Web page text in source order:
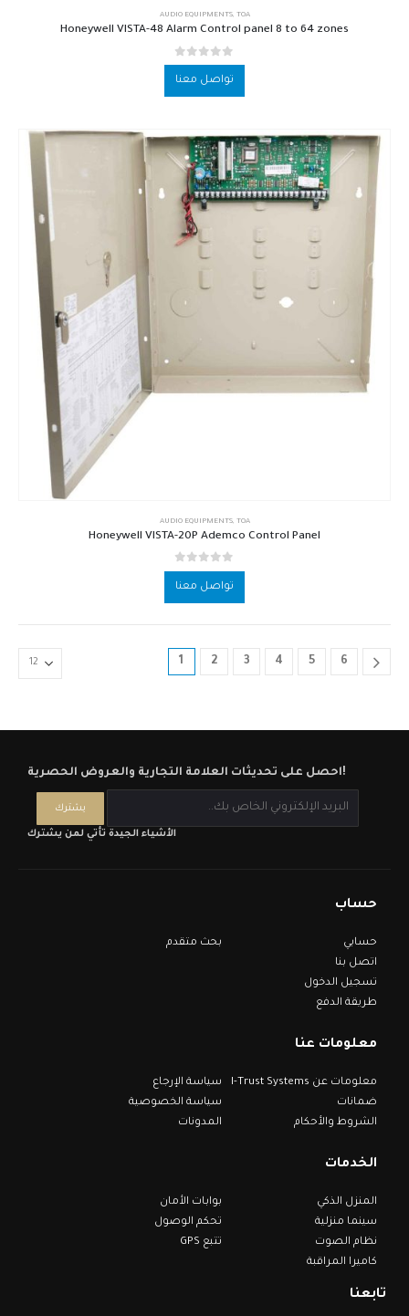
AUDIO EQUIPMENTS, TOA
Honeywell VISTA-48 Alarm Control panel 8 to 64 zones
0
out of 5
تواصل معنا
AUDIO EQUIPMENTS, TOA
Honeywell VISTA-20P Ademco Control Panel
0
out of 5
تواصل معنا
1 2 3 4 5 6
احصل على تحديثات العلامة التجارية والعروض الحصرية!
الأشياء الجيدة تأتي لمن يشترك
حساب
حسابي
اتصل بنا
تسجيل الدخول
طريقة الدفع
بحث متقدم
معلومات عنا
معلومات عن I-Trust Systems
ضمانات
الشروط والأحكام
سياسة الإرجاع
سياسة الخصوصية
المدونات
الخدمات
المنزل الذكي
سينما منزلية
نظام الصوت
كاميرا المراقبة
بوابات الأمان
تحكم الوصول
تتبع GPS
تابعنا